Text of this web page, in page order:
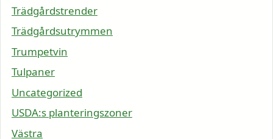
Trädgårdstrender
Trädgårdsutrymmen
Trumpetvin
Tulpaner
Uncategorized
USDA:s planteringszoner
Västra